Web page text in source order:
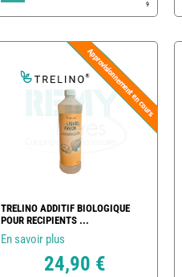
9
TRELINO ADDITIF BIOLOGIQUE
POUR RECIPIENTS ...
En savoir plus
24,90 €